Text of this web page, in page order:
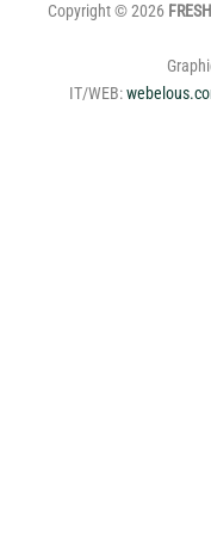
Copyright © 2026
IT/WEB: